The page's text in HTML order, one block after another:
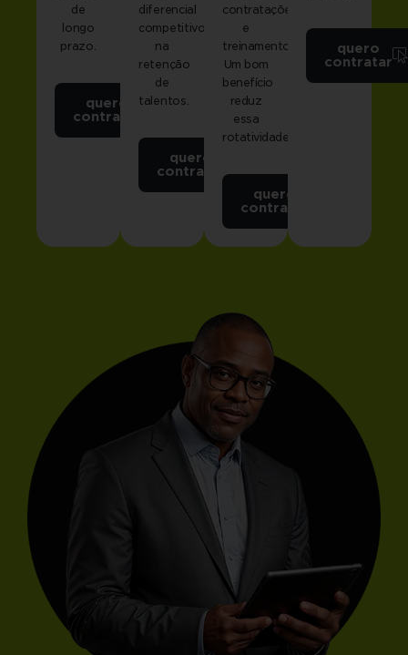
de
longo
prazo.
quero
contratar
diferencial
competitivo
na
retenção
de
talentos.
quero
contratar
contratações
e
treinamentos.
Um bom
benefício
reduz
essa
rotatividade.
quero
contratar
quero
contratar